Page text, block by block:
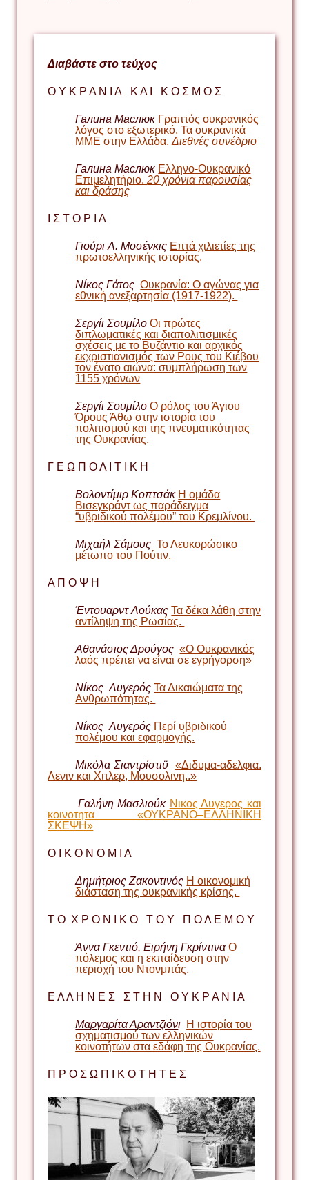
Διαβάστε στο τεύχος
Ο Υ Κ Ρ Α Ν Ι Α Κ Α Ι Κ Ο Σ Μ Ο Σ
Галина Маслюк Γραπτός ουκρανικός
λόγος στο εξωτερικό. Τα ουκρανικά
ΜΜΕ στην Ελλάδα.Διεθνές συνέδριο
Галина Маслюк Ελληνο-Ουκρανικό
Επιμελητήριο.20 χρόνια παρουσίας
και δράσης
Ι Σ Τ Ο Ρ Ι Α
Γιούρι Λ. Μοσένκις Επτά χιλιετίες της
πρωτοελληνικής ιστορίας.
Νίκος Γάτος Oυκρανία: Ο αγώνας για
εθνική ανεξαρτησία (1917-1922).
ΣεργίιΣουμίλο Οι πρώτες
διπλωματικές και διαπολιτισμικές
σχέσεις με το Βυζάντιο και αρχικός
εκχριστιανισμός των Ρους του Κιέβου
τον ένατο αιώνα: συμπλήρωση των
1155 χρόνων
ΣεργίιΣουμίλο Ο ρόλος του Άγιου
Όρους Άθω στην ιστορία του
πολιτισμού και της πνευματικότητας
της Ουκρανίας.
Γ Ε Ω Π Ο Λ Ι Τ Ι Κ Η
Βολοντίμιρ Κοπτσάκ Η ομάδα
Вισεγκράντ ως παράδειγμα
“υβριδικού πολέμου” του Κρεμλίνου.
Μιχαήλ Σάμους Το Λευκορώσικο
μέτωπο του Πούτιν.
Α Π Ο Ψ Η
Έντουαρντ Λούκας Τα δέκα λάθη στην
αντίληψη της Ρωσίας.
Αθανάσιος Δρούγος «Ο Ουκρανικός
λαός πρέπει να είναι σε εγρήγορση»
Νίκος Λυγερός Τα Δικαιώματα της
Ανθρωπότητας.
Νίκος Λυγερός Περί υβριδικού
πολέμου και εφαρμογής.
Μικόλα Σιαντρίστιϋ
«Διδυμα-αδελφια.
Λενιν και Χιτλερ, Μουσολινη..»
Γαλήνη Μασλιούκ Νικος Λυγερος και
κοινοτητα «ΟΥΚΡΑΝΟ–ΕΛΛΗΝΙΚΗ
ΣΚΕΨΗ»
Ο Ι Κ Ο Ν Ο Μ Ι Α
Δημήτριος Ζακοντινός Η οικονομική
διάσταση της ουκρανικής κρίσης.
Τ Ο Χ Ρ Ο Ν Ι Κ Ο Τ Ο Υ Π Ο Λ Ε Μ Ο Υ
ΆνναΓκεντιό,ΕιρήνηΓκρίντινα Ο
πόλεμος και η εκπαίδευση στην
περιοχή του Ντονμπάς.
Ε Λ Λ Η Ν Ε Σ Σ Τ Η Ν Ο Υ Κ Ρ Α Ν Ι Α
Μαργαρίτα Αραντζιόνι Η ιστορία του
σχηματισμού των ελληνικών
κοινοτήτων στα εδάφη της Ουκρανίας.
Π Ρ Ο Σ Ω Π Ι Κ Ο Τ Η Τ Ε Σ